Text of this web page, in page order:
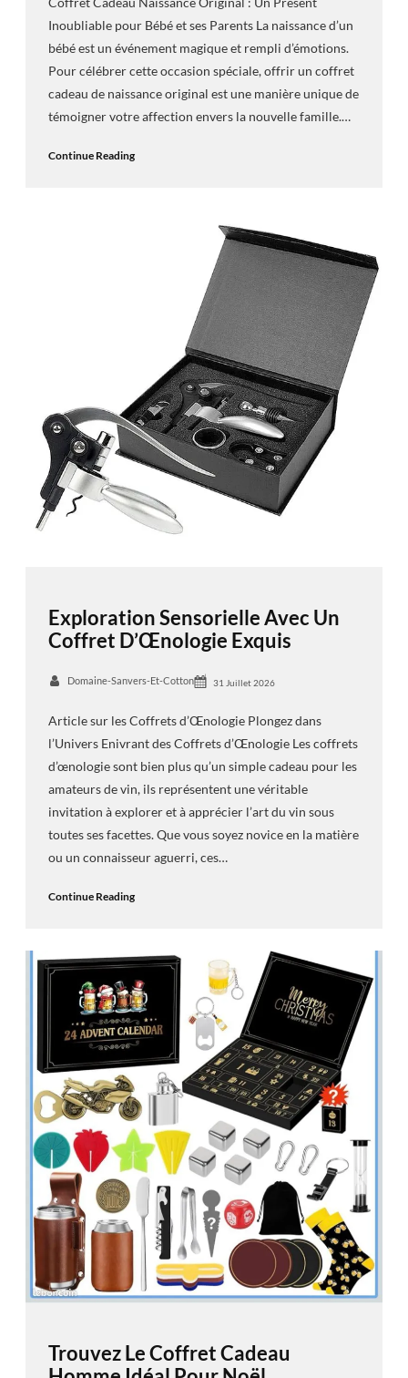
Inoubliable pour Bébé et ses Parents La naissance d’un
bébé est un événement magique et rempli d’émotions.
Pour célébrer cette occasion spéciale, offrir un coffret
cadeau de naissance original est une manière unique de
témoigner votre affection envers la nouvelle famille.…
Continue Reading
Exploration Sensorielle Avec Un
Coffret D’Œnologie Exquis
Domaine-Sanvers-Et-Cotton 31 Juillet 2026
Article sur les Coffrets d’Œnologie Plongez dans
l’Univers Enivrant des Coffrets d’Œnologie Les coffrets
d’œnologie sont bien plus qu’un simple cadeau pour les
amateurs de vin, ils représentent une véritable
invitation à explorer et à apprécier l’art du vin sous
toutes ses facettes. Que vous soyez novice en la matière
ou un connaisseur aguerri, ces…
Continue Reading
Trouvez Le Coffret Cadeau